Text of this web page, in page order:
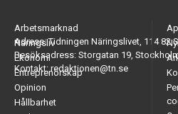
Adress: Tidningen Näringslivet, 114 82
Besöksadress: Storgatan 19,
Kontakt: redaktionen@tn.se
Arbetsmarknad
Näringsliv
Ekonomi
Entreprenörskap
Opinion
Hållbarhet